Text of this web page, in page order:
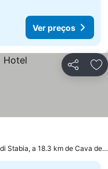
Ver preços
Partilhar
Stabia, a 18.3 km de Cava de'